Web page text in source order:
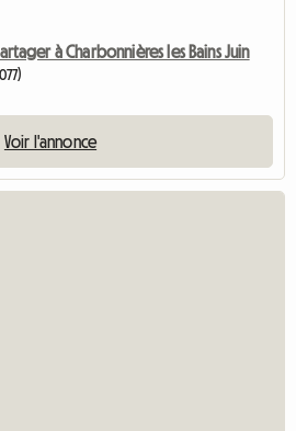
à Charbonnières les Bains Juin
Voir l'annonce